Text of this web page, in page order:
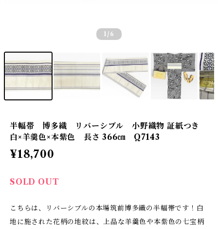
1 /6
半幅帯 博多織 リバーシブル 小野織物 証紙つき
白×羊羹色×本紫色 長さ 366㎝ Q7143
¥18,700
SOLD OUT
こちらは、リバーシブルの本場筑前博多織の半幅帯です！白
地に施された花柄の地紋は、上品な羊羹色や本紫色の七宝柄